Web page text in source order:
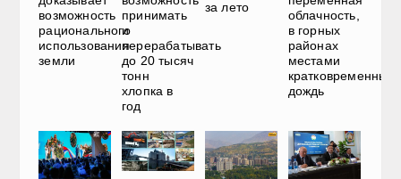
возможность
рационального
использования
земли
принимать
и
перерабатывать
до 20 тысяч
тонн
хлопка в
год
за лето
облачность,
в горных
районах
местами
кратковременный
дождь